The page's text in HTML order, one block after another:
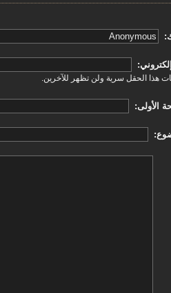
هذا الحقل سرية ولن تظهر للآخرين.
الأولى: